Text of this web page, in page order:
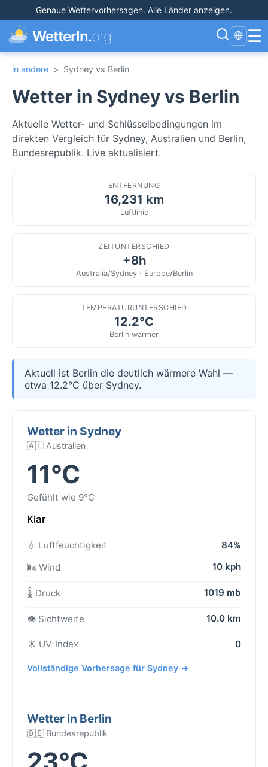
Genaue Wettervorhersagen. Alle Länder anzeigen.
WetterIn.org 🌐 ☰
in andere > Sydney vs Berlin
Wetter in Sydney vs Berlin
Aktuelle Wetter- und Schlüsselbedingungen im
direkten Vergleich für Sydney, Australien und Berlin,
Bundesrepublik. Live aktualisiert.
ENTFERNUNG
16,231 km
Luftlinie
ZEITUNTERSCHIED
+8h
Australia/Sydney · Europe/Berlin
TEMPERATURUNTERSCHIED
12.2°C
Berlin wärmer
Aktuell ist Berlin die deutlich wärmere Wahl —
etwa 12.2°C über Sydney.
Wetter in Sydney
🇦🇺 Australien
11°C
Gefühlt wie 9°C
Klar
💧 Luftfeuchtigkeit
84%
🌬️ Wind
10 kph
🌡️ Druck 1019 mb
👁️ Sichtweite 10.0 km
☀️ UV-Index 0
Vollständige Vorhersage für Sydney →
Wetter in Berlin
🇩🇪 Bundesrepublik